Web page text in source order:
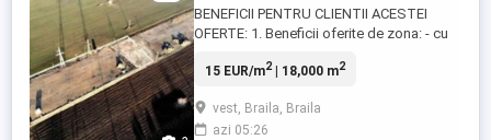
BENEFICII PENTRU CLIENTII ACESTEI
OFERTE: 1. Beneficii oferite de zona: - cu
intersectia cu soseaua Focsani 2. Beneficii
agricol, 18000 mp - se accepta si
schimburi imobiliare 3. Situatia juridica:
15 EUR/m2| 18,000 m2
vest, Braila, Braila
azi 05:26